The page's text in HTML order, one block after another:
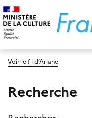
Voir le fil d’Ariane
Recherche